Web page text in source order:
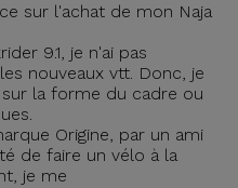
sur l'achat de mon Naja
9.1, je n'ai pas
nouveaux vtt. Donc, je
la forme du cadre ou
Origine, par un ami
de faire un vélo à la
je me